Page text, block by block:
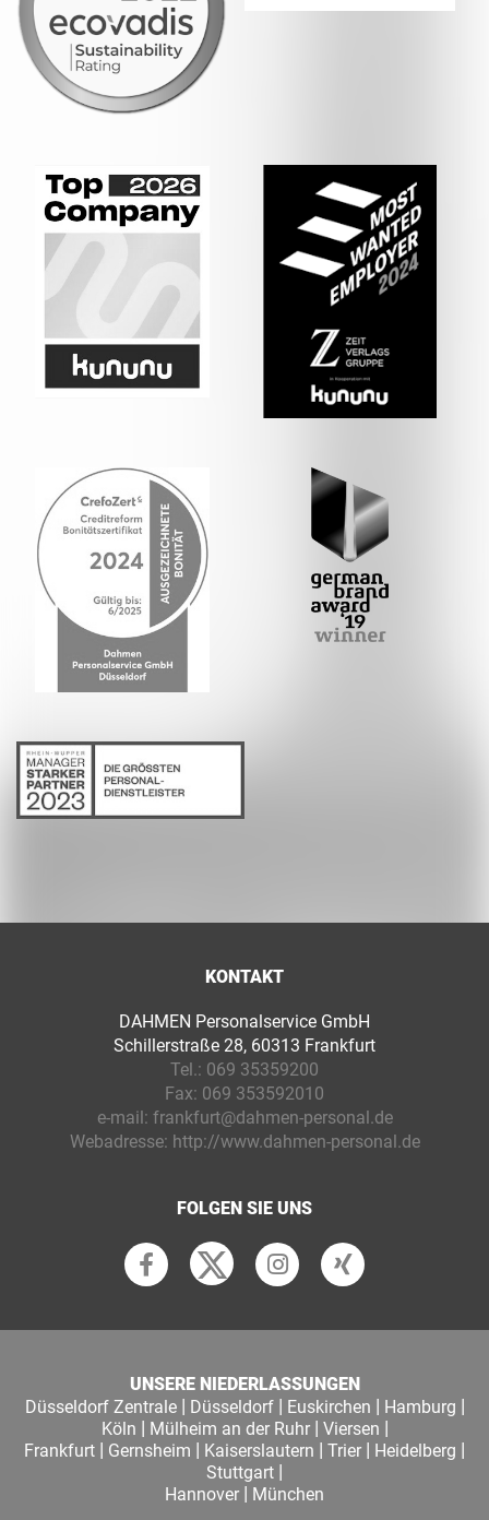
KONTAKT
DAHMEN Personalservice GmbH
Schillerstraße 28, 60313 Frankfurt
Tel.: 069 35359200
Fax: 069 353592010
e-mail: frankfurt@dahmen-personal.de
Webadresse: http://www.dahmen-personal.de
FOLGEN SIE UNS
UNSERE NIEDERLASSUNGEN
Düsseldorf Zentrale| Düsseldorf| Euskirchen | Hamburg |
Köln | Mülheim an der Ruhr| Viersen |
Frankfurt | Gernsheim | Kaiserslautern | Trier | Heidelberg |
Stuttgart |
Hannover | München